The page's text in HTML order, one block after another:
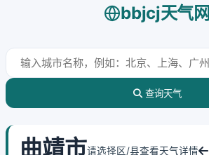
bbjcj天气网
查询天气
曲靖市请选择区/县查看天气详情